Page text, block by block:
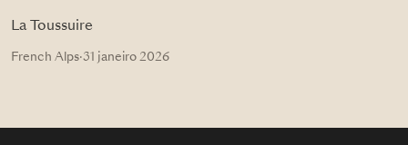
La Toussuire
French Alps·31 janeiro 2026